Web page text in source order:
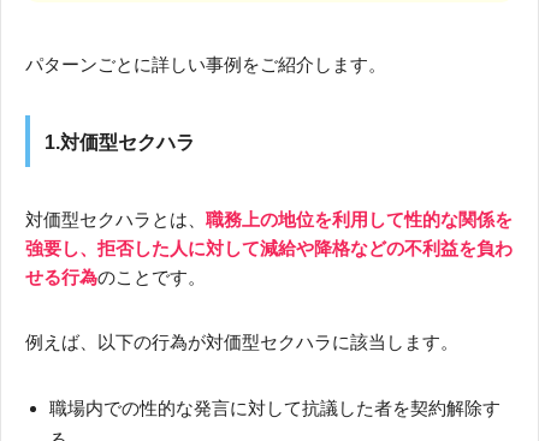
パターンごとに詳しい事例をご紹介します。
1.対価型セクハラ
対価型セクハラとは、 職務上の地位を利用して性的な関係を
強要し、拒否した人に対して減給や降格などの不利益を負わ
せる行為のことです。
例えば、以下の行為が対価型セクハラに該当します。
職場内での性的な発言に対して抗議した者を契約解除す